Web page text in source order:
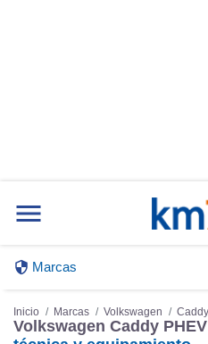
Marcas
Inicio Marcas Volkswagen Caddy
Volkswagen Caddy PHEV